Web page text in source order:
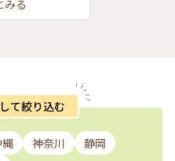
みる
て絞り込む
神奈川
静岡